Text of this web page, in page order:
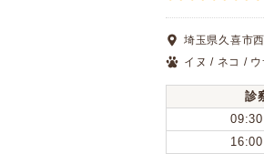
埼玉県久喜市
イヌ / ネコ /
診